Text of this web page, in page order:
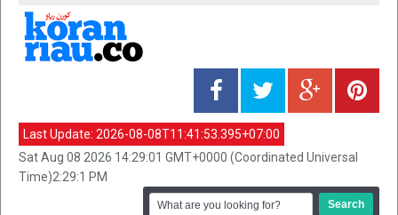
Last Update: 2026-08-08T11:41:53.395+07:00
Sat Aug 08 2026 14:29:01 GMT+0000 (Coordinated Universal
Time)2:29:1 PM